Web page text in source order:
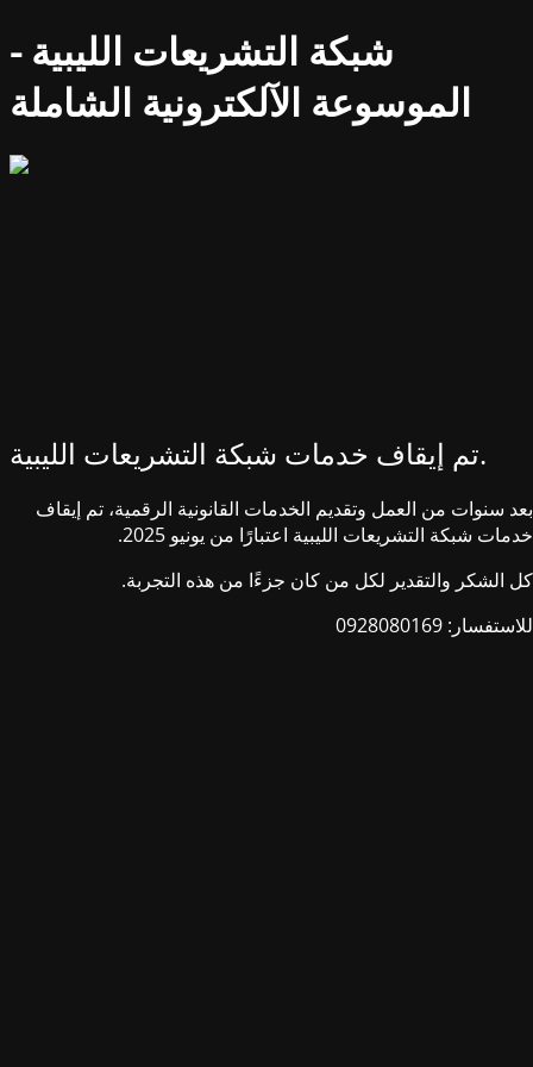
شبكة التشريعات الليبية -
الموسوعة الآلكترونية الشاملة
تم إيقاف خدمات شبكة التشريعات الليبية.
بعد سنوات من العمل وتقديم الخدمات القانونية الرقمية، تم إيقاف
خدمات شبكة التشريعات الليبية اعتبارًا من يونيو 2025.
كل الشكر والتقدير لكل من كان جزءًا من هذه التجربة.
للاستفسار: 0928080169